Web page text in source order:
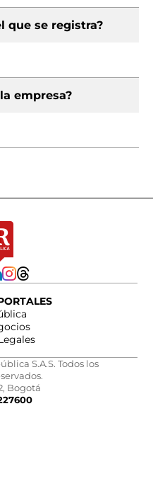
que se registra?
empresa?
S.A.S. Todos los
Bogotá